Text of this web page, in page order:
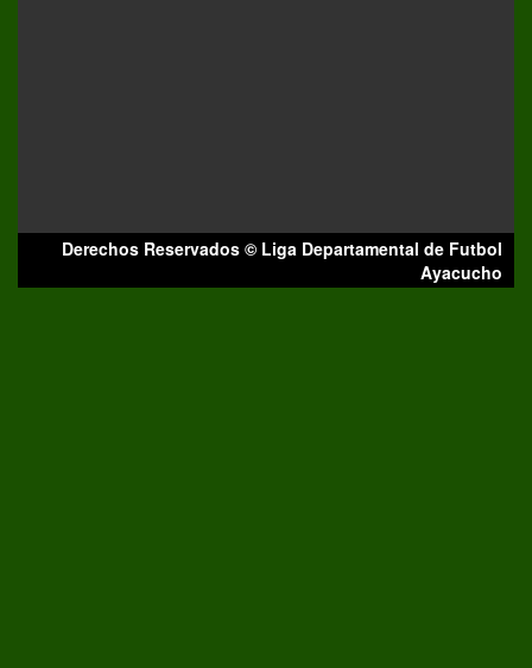
Derechos Reservados © Liga Departamental de Futbol
Ayacucho